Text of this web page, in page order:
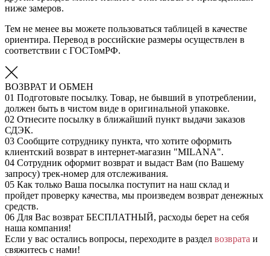
ниже замеров.
Тем не менее вы можете пользоваться таблицей в качестве
ориентира. Перевод в российские размеры осуществлен в
соответствии с ГОСТомРФ.
ВОЗВРАТ И ОБМЕН
01 Подготовьте посылку. Товар, не бывший в употреблении,
должен быть в чистом виде в оригинальной упаковке.
02 Отнесите посылку в ближайший пункт выдачи заказов
СДЭК.
03 Сообщите сотруднику пункта, что хотите оформить
клиентский возврат в интернет-магазин "MILANA".
04 Сотрудник оформит возврат и выдаст Вам (по Вашему
запросу) трек-номер для отслеживания.
05 Как только Ваша посылка поступит на наш склад и
пройдет проверку качества, мы произведем возврат денежных
средств.
06 Для Вас возврат БЕСПЛАТНЫЙ, расходы берет на себя
наша компания!
Если у вас остались вопросы, переходите в раздел возврата и
свяжитесь с нами!